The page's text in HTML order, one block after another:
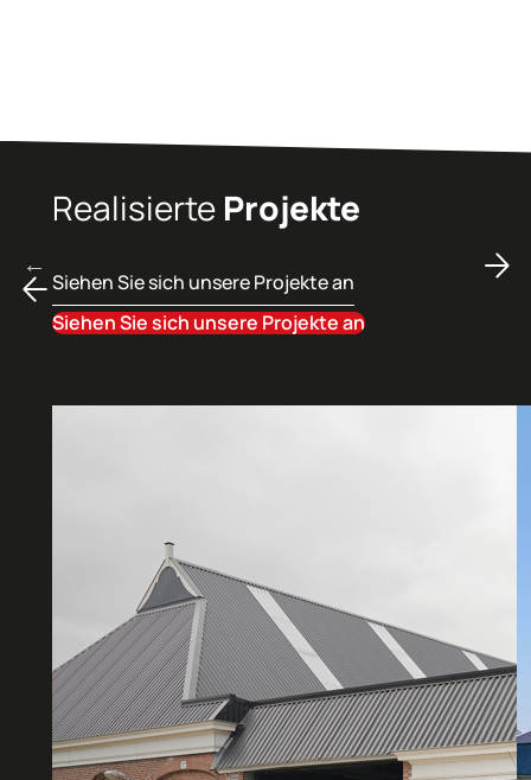
Realisierte Projekte
Siehen Sie sich unsere Projekte an
Siehen Sie sich unsere Projekte an